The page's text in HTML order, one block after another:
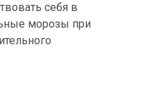
себя в
морозы при